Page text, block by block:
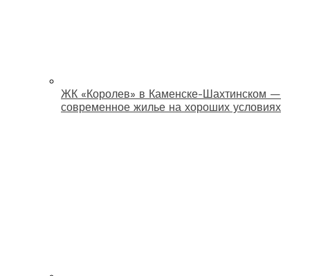
ЖК «Королев» в Каменске-Шахтинском —
современное жилье на хороших условиях